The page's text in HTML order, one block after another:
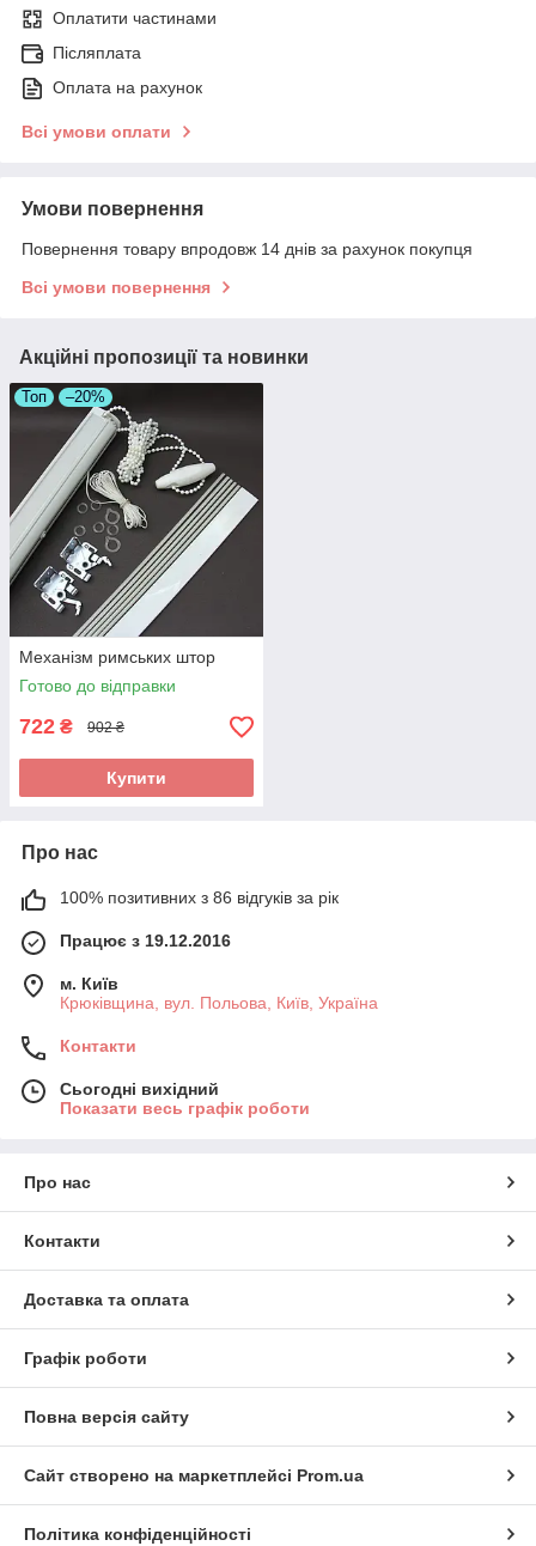
Оплатити частинами
Післяплата
Оплата на рахунок
Всі умови оплати
Умови повернення
Повернення товару впродовж 14 днів за рахунок покупця
Всі умови повернення
Акційні пропозиції та новинки
Топ –20%
Механізм римських штор
Готово до відправки
722 ₴ 902 ₴
Купити
Про нас
100% позитивних з 86 відгуків за рік
Працює з 19.12.2016
м. Київ
Крюківщина, вул. Польова, Київ, Україна
Контакти
Сьогодні вихідний
Показати весь графік роботи
Про нас
Контакти
Доставка та оплата
Графік роботи
Повна версія сайту
Сайт створено на маркетплейсі Prom.ua
Політика конфіденційності